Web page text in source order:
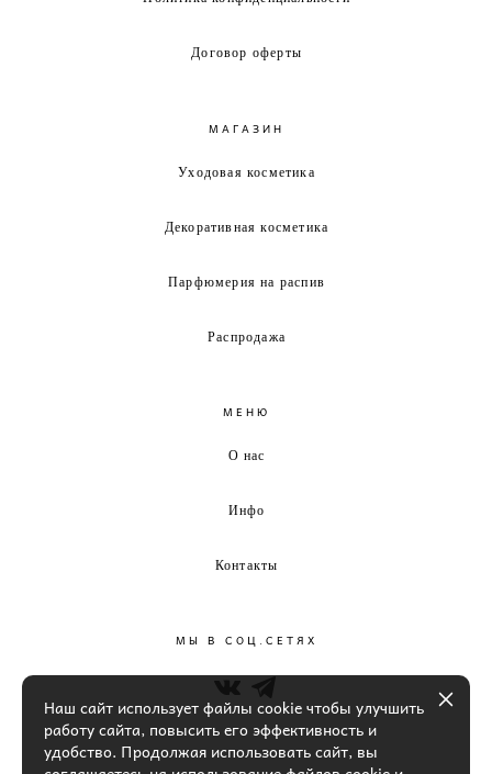
Договор оферты
МАГАЗИН
Уходовая косметика
Декоративная косметика
Парфюмерия на распив
Распродажа
МЕНЮ
О нас
Инфо
Контакты
МЫ В СОЦ.СЕТЯХ
Наш сайт использует файлы cookie чтобы улучшить
работу сайта, повысить его эффективность и
удобство. Продолжая использовать сайт, вы